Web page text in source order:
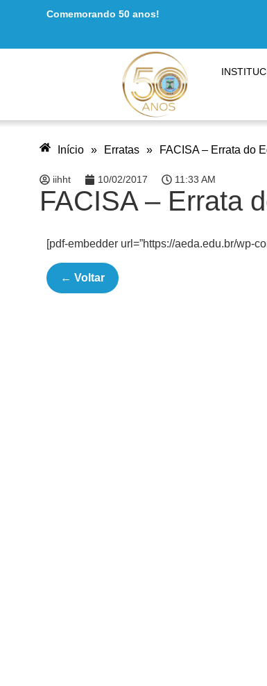
Comemorando 50 anos!
Início » Erratas » FACISA – Errata do
iihht 10/02/2017 11:33 AM
FACISA – Errata
[pdf-embedder url=”https://aeda.edu.br/wp-
← Voltar